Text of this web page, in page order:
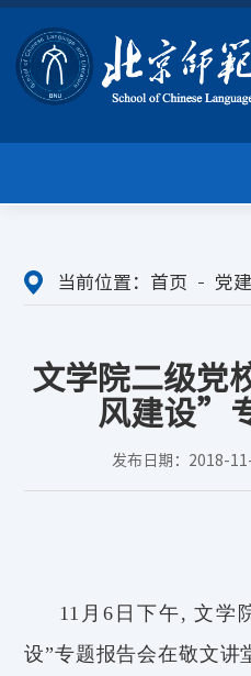
当前位置： 首页 党
文学院二级党
风建设”
发布日期：2018-
11月6日下午, 文学
设”专题报告会在敬文讲